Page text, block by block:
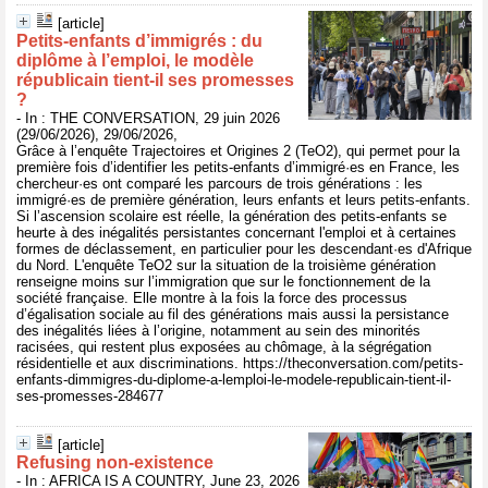
[article]
Petits‑enfants d’immigrés : du
diplôme à l’emploi, le modèle
républicain tient‑il ses promesses
?
- In : THE CONVERSATION, 29 juin 2026
(29/06/2026), 29/06/2026,
Grâce à l’enquête Trajectoires et Origines 2 (TeO2), qui permet pour la
première fois d’identifier les petits-enfants d’immigré·es en France, les
chercheur·es ont comparé les parcours de trois générations : les
immigré·es de première génération, leurs enfants et leurs petits-enfants.
Si l’ascension scolaire est réelle, la génération des petits-enfants se
heurte à des inégalités persistantes concernant l'emploi et à certaines
formes de déclassement, en particulier pour les descendant·es d'Afrique
du Nord. L'enquête TeO2 sur la situation de la troisième génération
renseigne moins sur l’immigration que sur le fonctionnement de la
société française. Elle montre à la fois la force des processus
d’égalisation sociale au fil des générations mais aussi la persistance
des inégalités liées à l’origine, notamment au sein des minorités
racisées, qui restent plus exposées au chômage, à la ségrégation
résidentielle et aux discriminations. https://theconversation.com/petits-
enfants-dimmigres-du-diplome-a-lemploi-le-modele-republicain-tient-il-
ses-promesses-284677
[article]
Refusing non-existence
- In : AFRICA IS A COUNTRY, June 23, 2026